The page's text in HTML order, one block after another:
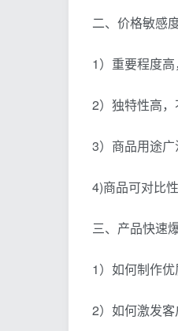
二、价格敏感
1）重要程度
2）独特性高
3）商品用途
4)商品可对比
三、产品快速
1）如何制作
2）如何激发